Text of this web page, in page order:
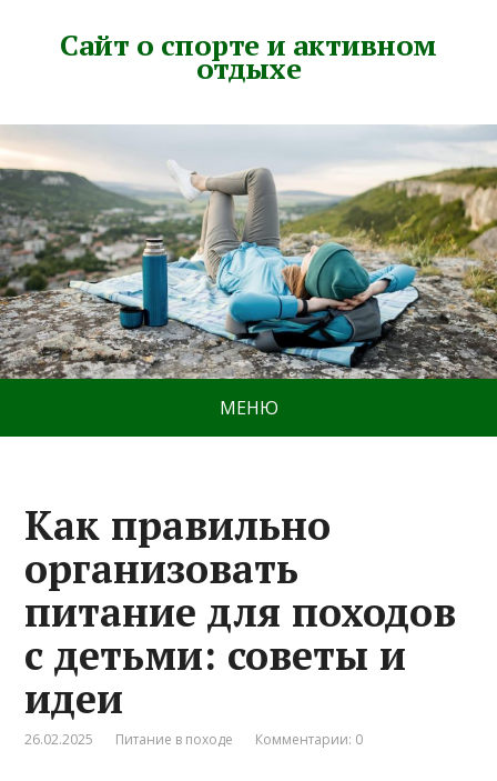
Сайт о спорте и активном
отдыхе
МЕНЮ
Как правильно
организовать
питание для походов
с детьми: советы и
идеи
26.02.2025 Питание в походе Комментарии: 0